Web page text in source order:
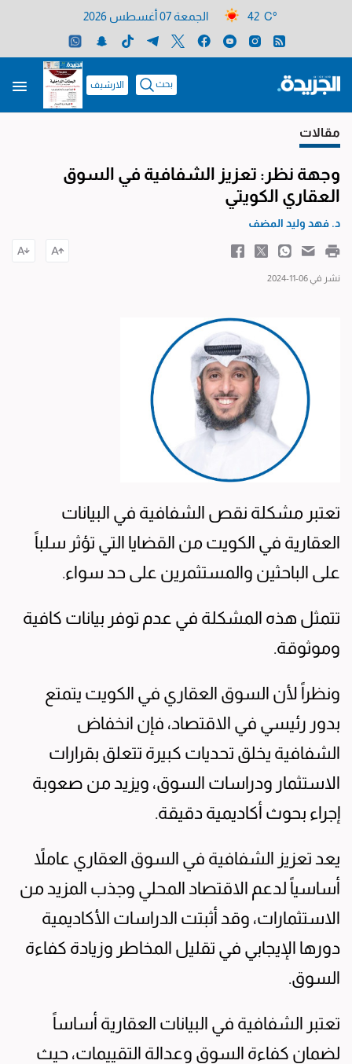
42 C° الجمعة 07 أغسطس 2026
بحث الارشيف
مقالات
وجهة نظر: تعزيز الشفافية في السوق
العقاري الكويتي
د. فهد وليد المضف
نشر في 06-11-2024
تعتبر مشكلة نقص الشفافية في البيانات
العقارية في الكويت من القضايا التي تؤثر سلباً
على الباحثين والمستثمرين على حد سواء.
تتمثل هذه المشكلة في عدم توفر بيانات كافية
وموثوقة.
ونظراً لأن السوق العقاري في الكويت يتمتع
بدور رئيسي في الاقتصاد، فإن انخفاض
الشفافية يخلق تحديات كبيرة تتعلق بقرارات
الاستثمار ودراسات السوق، ويزيد من صعوبة
إجراء بحوث أكاديمية دقيقة.
يعد تعزيز الشفافية في السوق العقاري عاملاً
أساسياً لدعم الاقتصاد المحلي وجذب المزيد من
الاستثمارات، وقد أثبتت الدراسات الأكاديمية
دورها الإيجابي في تقليل المخاطر وزيادة كفاءة
السوق.
تعتبر الشفافية في البيانات العقارية أساساً
لضمان كفاءة السوق وعدالة التقييمات، حيث